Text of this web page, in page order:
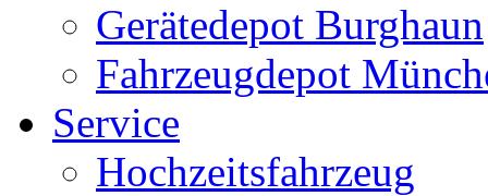
Gerätedepot Burghaun
Fahrzeugdepot
Service
Hochzeitsfahrzeug